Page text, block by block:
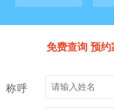
免费查询 预
称呼